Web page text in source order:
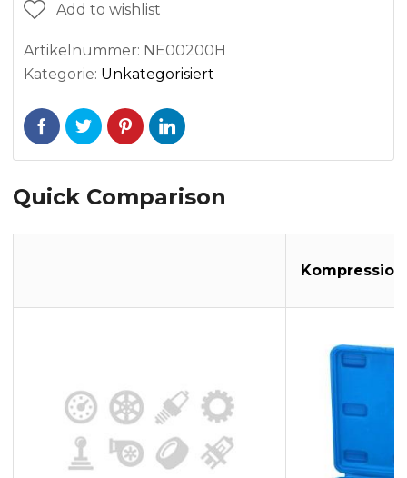
Add to wishlist
Artikelnummer: NE00200H
Kategorie: Unkategorisiert
Quick Comparison